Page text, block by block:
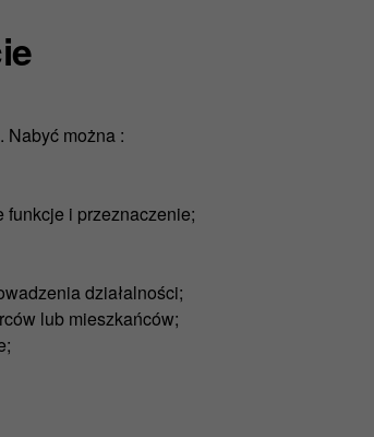
Nabyć można :
funkcje i przeznaczenie;
działalności;
lub mieszkańców;